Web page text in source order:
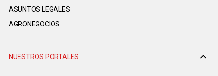
ASUNTOS LEGALES
AGRONEGOCIOS
NUESTROS PORTALES